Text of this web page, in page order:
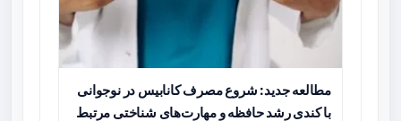
مطالعه جدید: شروع مصرف کانابیس در نوجوانی
با کندی رشد حافظه و مهارت‌های شناختی مرتبط